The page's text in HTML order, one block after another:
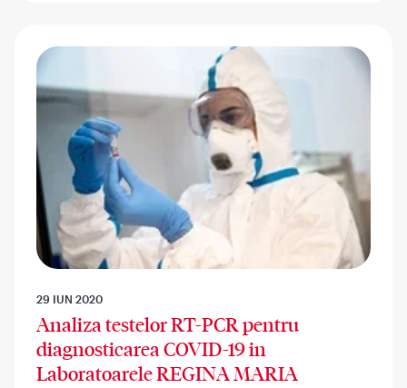
29 IUN 2020
Analiza testelor RT-PCR pentru
diagnosticarea COVID-19 in
Laboratoarele REGINA MARIA